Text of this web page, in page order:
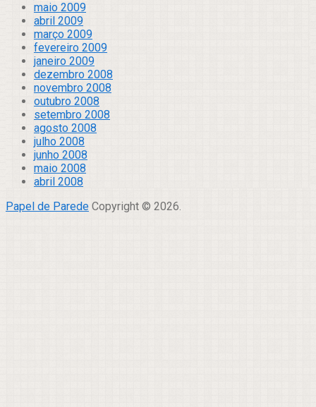
maio 2009
abril 2009
março 2009
fevereiro 2009
janeiro 2009
dezembro 2008
novembro 2008
outubro 2008
setembro 2008
agosto 2008
julho 2008
junho 2008
maio 2008
abril 2008
Papel de Parede Copyright © 2026.